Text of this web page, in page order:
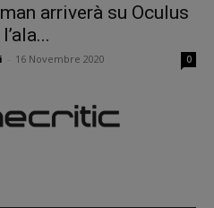
arriverà su Oculus
16 Novembre 2020 0